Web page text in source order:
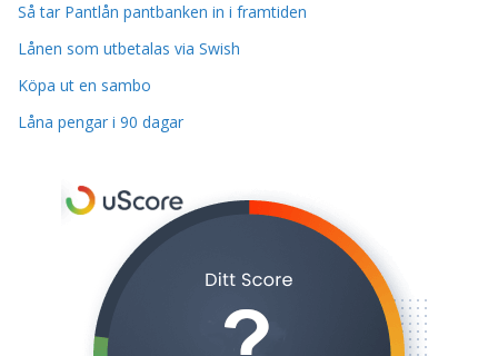
Så tar Pantlån pantbanken in i framtiden
Lånen som utbetalas via Swish
Köpa ut en sambo
Låna pengar i 90 dagar